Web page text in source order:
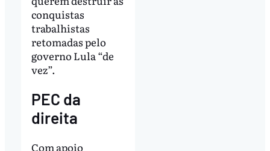
conquistas
trabalhistas
retomadas pelo
governo Lula “de
vez”.
PEC da
direita
Com apoio